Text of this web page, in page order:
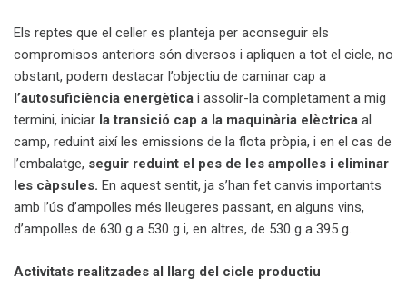
Els reptes que el celler es planteja per aconseguir els
compromisos anteriors són diversos i apliquen a tot el cicle, no
obstant, podem destacar l’objectiu de caminar cap a
l’autosuficiència energètica i assolir-la completament a mig
termini, iniciar la transició cap a la maquinària elèctrica al
camp, reduint així les emissions de la flota pròpia, i en el cas de
l’embalatge, seguir reduint el pes de les ampolles i eliminar
les càpsules. En aquest sentit, ja s’han fet canvis importants
amb l’ús d’ampolles més lleugeres passant, en alguns vins,
d’ampolles de 630 g a 530 g i, en altres, de 530 g a 395 g.
Activitats realitzades al llarg del cicle productiu